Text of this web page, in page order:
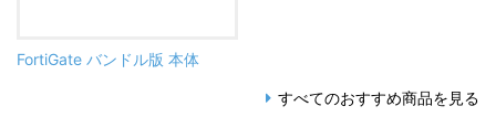
FortiGate バンドル版 本体
すべてのおすすめ商品を見る